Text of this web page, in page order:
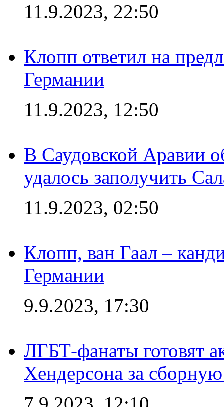
11.9.2023, 22:50
Клопп ответил на
Германии
11.9.2023, 12:50
В Саудовской Аравии
удалось заполучить
11.9.2023, 02:50
Клопп, ван Гаал –
Германии
9.9.2023, 17:30
ЛГБТ-фанаты готовят
Хендерсона за